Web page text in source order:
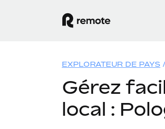
EXPLORATEUR DE PAYS
Gérez
local :